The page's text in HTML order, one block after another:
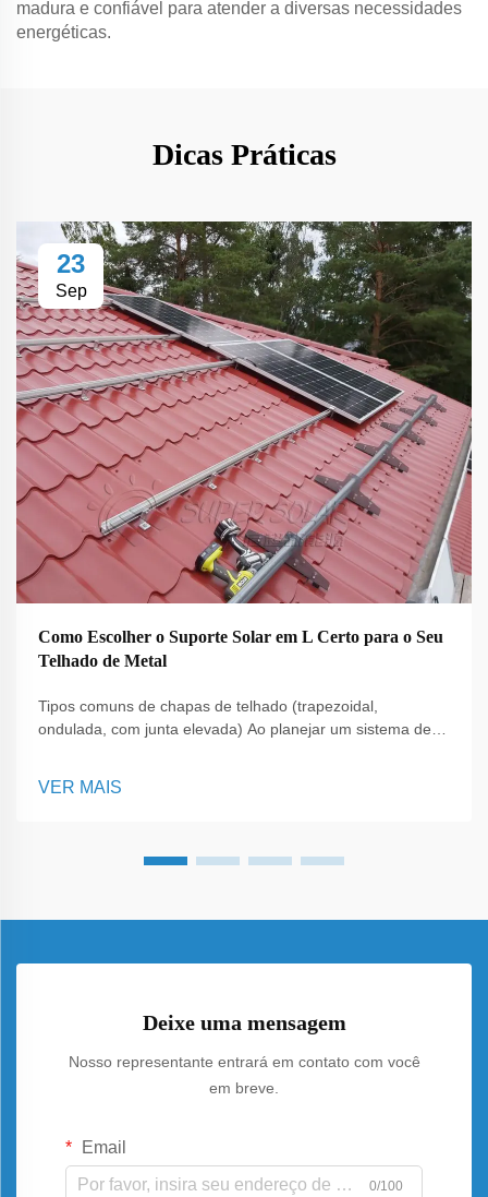
madura e confiável para atender a diversas necessidades
energéticas.
Dicas Práticas
23
Sep
Como Escolher o Suporte Solar em L Certo para o Seu
Telhado de Metal
Tipos comuns de chapas de telhado (trapezoidal,
ondulada, com junta elevada) Ao planejar um sistema de
Telhados trapezoidais, ondulados e com junta elevada
VER MAIS
Deixe uma mensagem
Nosso representante entrará em contato com você
em breve.
Email
0/100